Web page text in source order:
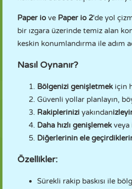
Paper io ve Paper io 2'de yol
bir ızgara üzerinde temiz alan
keskin konumlandırma ile adım
Nasıl Oynanır?
Bölgenizi genişletmekiçin
Güvenli yollar planlayın,
Rakiplerinizi yakından
Daha hızlı genişlemekveya
Diğerlerinin ele
Özellikler:
Sürekli rakip baskısı ile